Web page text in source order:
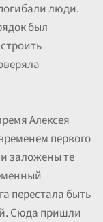
люди.
был
Алексея
первого
заложены те
перестала быть
Сюда пришли